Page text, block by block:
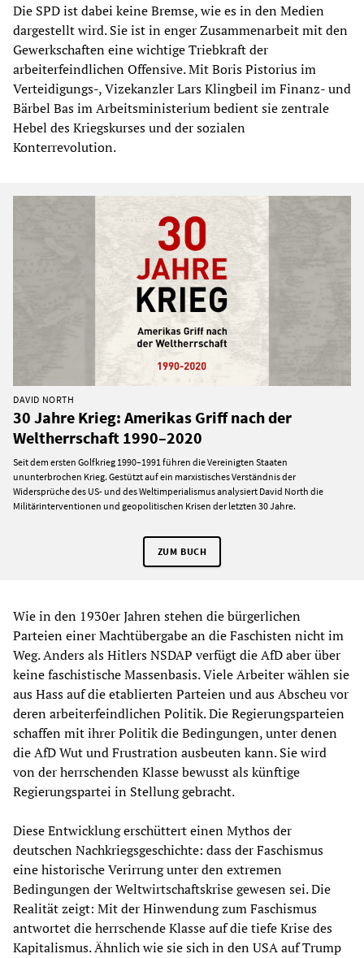
Die SPD ist dabei keine Bremse, wie es in den Medien
dargestellt wird. Sie ist in enger Zusammenarbeit mit den
Gewerkschaften eine wichtige Triebkraft der
arbeiterfeindlichen Offensive. Mit Boris Pistorius im
Verteidigungs-, Vizekanzler Lars Klingbeil im Finanz- und
Bärbel Bas im Arbeitsministerium bedient sie zentrale
Hebel des Kriegskurses und der sozialen
Konterrevolution.
DAVID NORTH
30 Jahre Krieg: Amerikas Griff nach der
Weltherrschaft 1990–2020
Seit dem ersten Golfkrieg 1990–1991 führen die Vereinigten Staaten
ununterbrochen Krieg. Gestützt auf ein marxistisches Verständnis der
Widersprüche des US- und des Weltimperialismus analysiert David North die
Militärinterventionen und geopolitischen Krisen der letzten 30 Jahre.
ZUM BUCH
Wie in den 1930er Jahren stehen die bürgerlichen
Parteien einer Machtübergabe an die Faschisten nicht im
Weg. Anders als Hitlers NSDAP verfügt die AfD aber über
keine faschistische Massenbasis. Viele Arbeiter wählen sie
aus Hass auf die etablierten Parteien und aus Abscheu vor
deren arbeiterfeindlichen Politik. Die Regierungsparteien
schaffen mit ihrer Politik die Bedingungen, unter denen
die AfD Wut und Frustration ausbeuten kann. Sie wird
von der herrschenden Klasse bewusst als künftige
Regierungspartei in Stellung gebracht.
Diese Entwicklung erschüttert einen Mythos der
deutschen Nachkriegsgeschichte: dass der Faschismus
eine historische Verirrung unter den extremen
Bedingungen der Weltwirtschaftskrise gewesen sei. Die
Realität zeigt: Mit der Hinwendung zum Faschismus
antwortet die herrschende Klasse auf die tiefe Krise des
Kapitalismus. Ähnlich wie sie sich in den USA auf Trump